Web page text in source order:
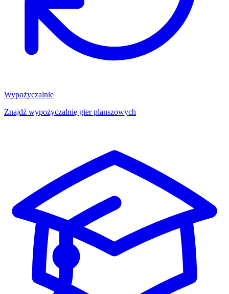
Wypożyczalnie
Znajdź wypożyczalnię gier planszowych